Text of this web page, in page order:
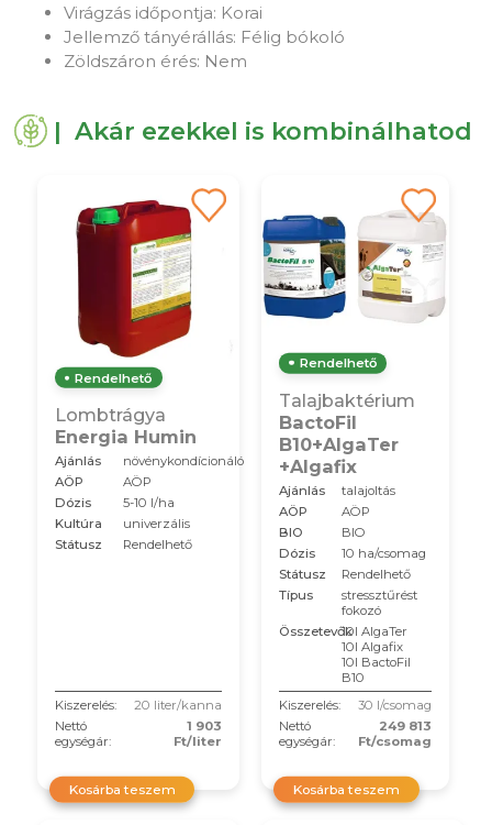
Virágzás időpontja: Korai
Jellemző tányérállás: Félig bókoló
Zöldszáron érés: Nem
| Akár ezekkel is kombinálhatod
Rendelhető
Lombtrágya
Energia Humin
Ajánlás
növénykondícionáló
AÖP
AÖP
Dózis
5-10 l/ha
Kultúra
univerzális
Státusz
Rendelhető
Kiszerelés:
20 liter/kanna
Nettó
egységár:
1 903
Ft/liter
Kosárba teszem
Rendelhető
Talajbaktérium
BactoFil
B10+AlgaTer
+Algafix
Ajánlás
talajoltás
AÖP
AÖP
BIO
BIO
Dózis
10 ha/csomag
Státusz
Rendelhető
Típus
stressztűrést
fokozó
Összetevők10l AlgaTer
10l Algafix
10l BactoFil
B10
Kiszerelés:
30 l/csomag
Nettó
egységár:
249 813
Ft/csomag
Kosárba teszem